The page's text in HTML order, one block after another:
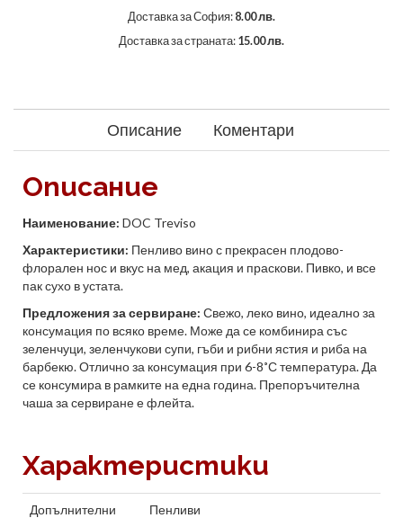
Доставка за София: 8.00 лв.
Доставка за страната: 15.00 лв.
Описание Коментари
Описание
Наименование: DOC Treviso
Характеристики: Пенливо вино с прекрасен плодово-
флорален нос и вкус на мед, акация и праскови. Пивко, и все
пак сухо в устата.
Предложения за сервиране: Свежо, леко вино, идеално за
консумация по всяко време. Може да се комбинира със
зеленчуци, зеленчукови супи, гъби и рибни ястия и риба на
барбекю. Отлично за консумация при 6-8˚С температура. Да
се консумира в рамките на една година. Препоръчителна
чаша за сервиране е флейта.
Характеристики
Допълнителни
Пенливи